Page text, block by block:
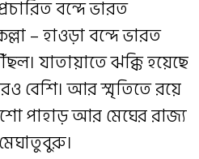
বন্দে ভারত
– হাওড়া বন্দে ভারত
যাতায়াতে ঝক্কি হয়েছে
বেশি। আর স্মৃতিতে রয়ে
পাহাড় আর মেঘের রাজ্য